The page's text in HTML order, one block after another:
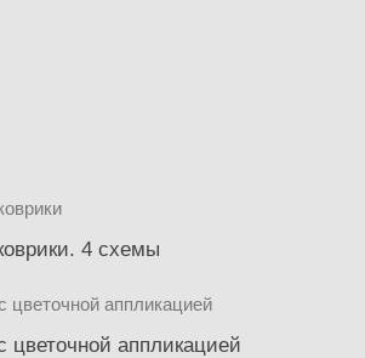
4 схемы
цветочной аппликацией